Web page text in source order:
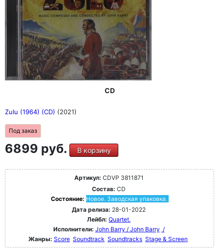
CD
Zulu (1964) (CD) (2021)
Под заказ
6899 руб. В корзину
Артикул: CDVP 3811871
Состав: CD
Состояние: Новое. Заводская упаковка.
Дата релиза: 28-01-2022
Лейбл: Quartet.
Исполнители: John Barry / John Barry /
Жанры: Score Soundtrack Soundtracks Stage & Screen